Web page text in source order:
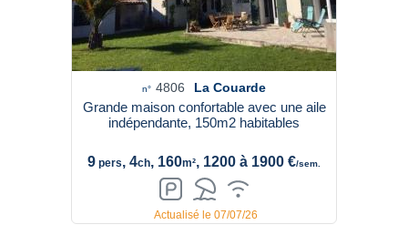
n° 4806 La Couarde
Grande maison confortable avec une aile
indépendante, 150m2 habitables
9 pers, 4ch, 160m², 1200 à 1900 €/sem.
Actualisé le 07/07/26